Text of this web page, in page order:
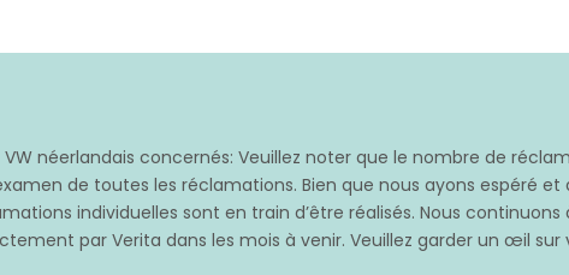
néerlandais concernés: Veuillez noter que le nombre de
de toutes les réclamations. Bien que nous ayons espéré
individuelles sont en train d’être réalisés. Nous
par Verita dans les mois à venir. Veuillez garder un œil